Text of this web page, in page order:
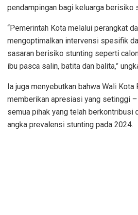
pendampingan bagi keluarga berisiko
“Pemerintah Kota melalui perangkat
mengoptimalkan intervensi spesifik
sasaran berisiko stunting seperti
ibu pasca salin, batita dan balita,”
Ia juga menyebutkan bahwa Wali Kota
memberikan apresiasi yang setinggi
semua pihak yang telah berkontribusi
angka prevalensi stunting pada 2024.